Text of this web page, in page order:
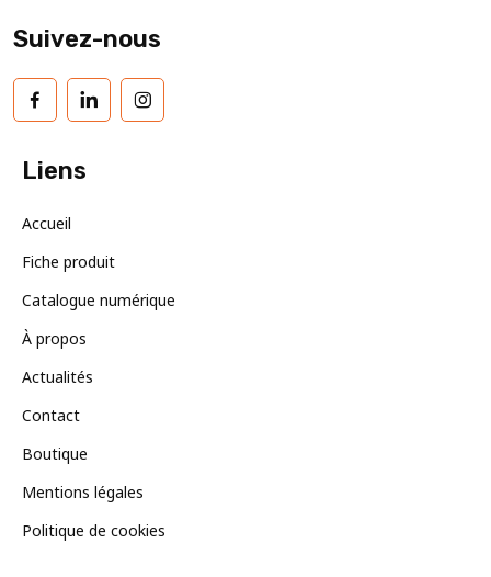
Suivez-nous
FacebookLinkedIn
Liens
Accueil
Fiche produit
Catalogue numérique
À propos
Actualités
Contact
Boutique
Mentions légales
Politique de cookies